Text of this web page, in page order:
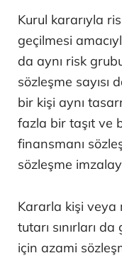
Kurul kararıyla
geçilmesi
da aynı risk
sözleşme sayısı
bir kişi aynı
fazla bir taşıt ve
finansmanı
sözleşme
Kararla kişi veya
tutarı sınırları
için azami